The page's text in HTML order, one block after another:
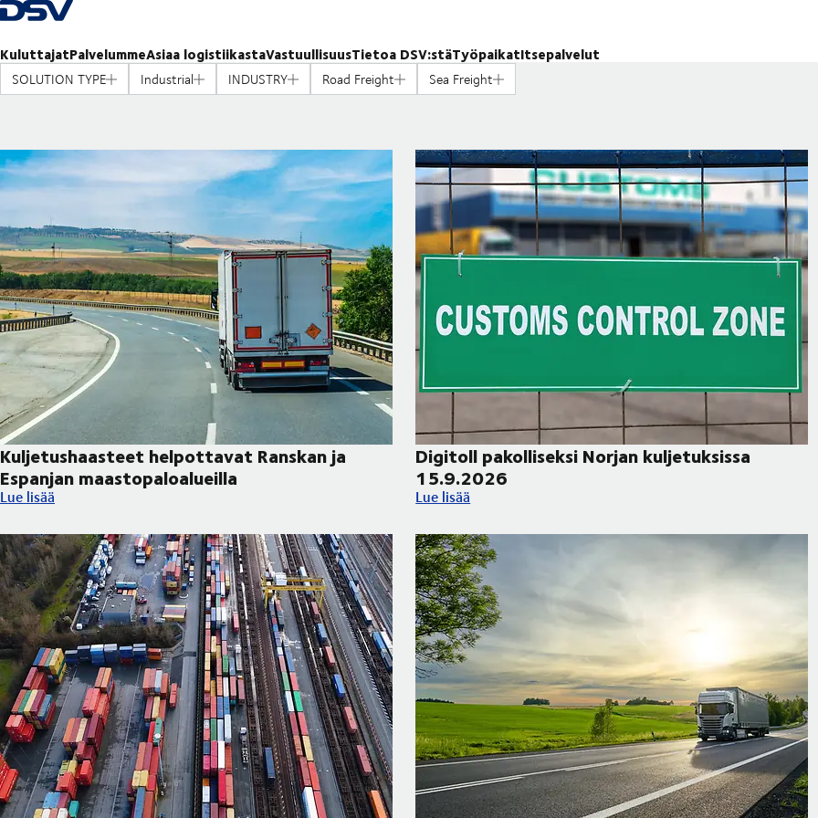
Takaisin kotisivulle
KuluttajatPalvelummeAsiaa logistiikastaVastuullisuusTietoa DSV:stäTyöpaikatItsepalvelut
SOLUTION TYPE Industrial INDUSTRY Road Freight Sea Freight
Kuljetushaasteet helpottavat Ranskan ja
Espanjan maastopaloalueilla
Kuljetushaasteet helpottavat Ranskan ja Espanjan maastopaloalueilla
Lue lisää
Digitoll pakolliseksi Norjan kuljetuksissa
15.9.2026
Digitoll pakolliseksi Norjan kuljetuksissa 15.9.2026
Lue lisää